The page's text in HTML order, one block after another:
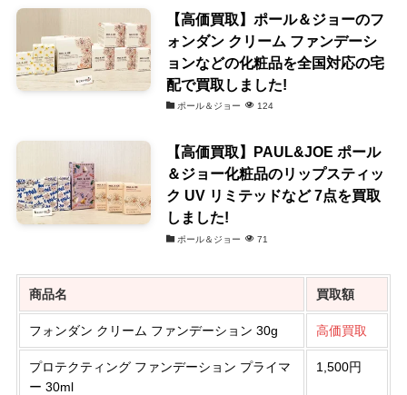
【高価買取】ポール＆ジョーのフ
ォンダン クリーム ファンデーシ
ョンなどの化粧品を全国対応の宅
配で買取しました!
ポール＆ジョー 124
【高価買取】PAUL&JOE ポール
＆ジョー化粧品のリップスティッ
ク UV リミテッドなど 7点を買取
しました!
ポール＆ジョー 71
商品名 買取額
フォンダン クリーム ファンデーション 30g 高価買取
プロテクティング ファンデーション プライマ
ー 30ml
1,500円